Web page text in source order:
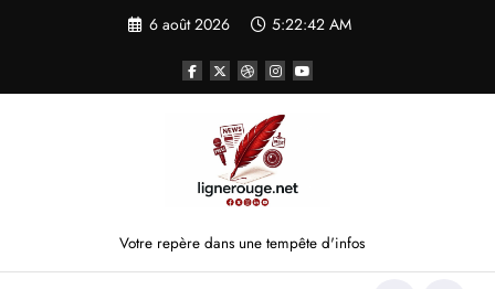
6 août 2026 5:22:43 AM
Votre repère dans une tempête d'infos